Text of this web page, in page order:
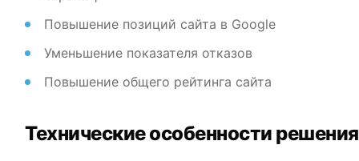
Повышение позиций сайта в Google
Уменьшение показателя отказов
Повышение общего рейтинга сайта
Технические особенности решения